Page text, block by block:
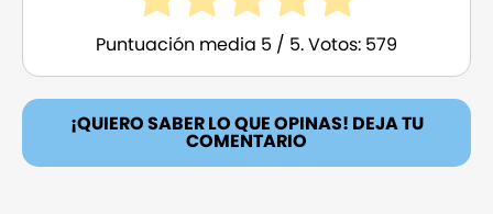
Puntuación media 5 / 5. Votos: 579
¡QUIERO SABER LO QUE OPINAS! DEJA TU
COMENTARIO